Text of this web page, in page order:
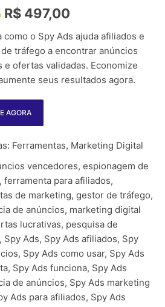
Produtos PLR
Sites para
O
preço
era:
R$ 997,00.
R$ 497,00
é:
R$ 497,00.
como o Spy Ads ajuda afiliados e
tráfego a encontrar anúncios
e ofertas validadas. Economize
seus resultados agora.
AGORA
Ferramentas, Marketing Digital
vencedores,espionagem de
,ferramenta para afiliados,
de marketing,gestor de tráfego,
de anúncios, marketing digital
lucrativas, pesquisa de
, Spy Ads, Spy Ads afiliados, Spy
, Spy Ads como usar, Spy Ads
, Spy Ads funciona, Spy Ads
de anúncios, Spy Ads marketing
Ads para afiliados, Spy Ads